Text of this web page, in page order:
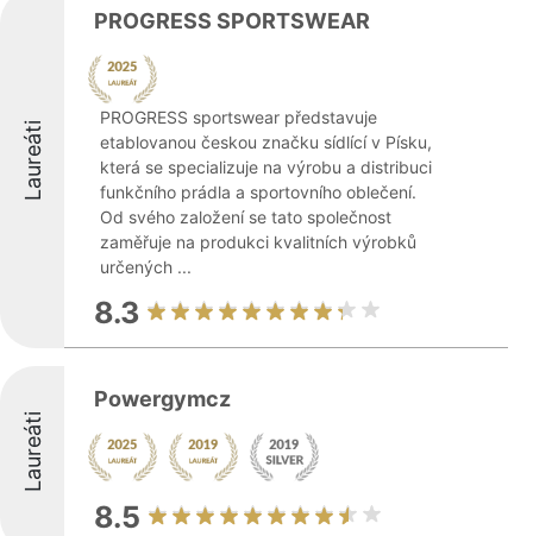
Laureáti
PROGRESS SPORTSWEAR
PROGRESS sportswear představuje
etablovanou českou značku sídlící v Písku,
která se specializuje na výrobu a distribuci
funkčního prádla a sportovního oblečení.
Od svého založení se tato společnost
zaměřuje na produkci kvalitních výrobků
určených ...
8.3
Laureáti
Powergymcz
8.5